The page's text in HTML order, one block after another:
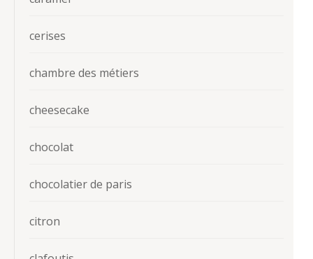
cerises
chambre des métiers
cheesecake
chocolat
chocolatier de paris
citron